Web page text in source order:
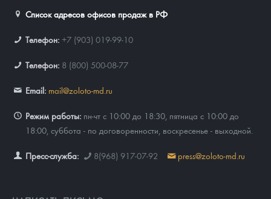
Список адресов офисов продаж в РФ
Телефон: +7 (903) 019-99-10
Телефон: 8 (800) 500-08-77
Email: mail@zoloto-md.ru
Режим работы: пн-чт с 10:00 до 18:30, пятница с 10:00 до
18:00, суббота - по договоренности, воскресенье - выходной.
Пресс-служба: 8(968) 917-07-92 press@zoloto-md.ru